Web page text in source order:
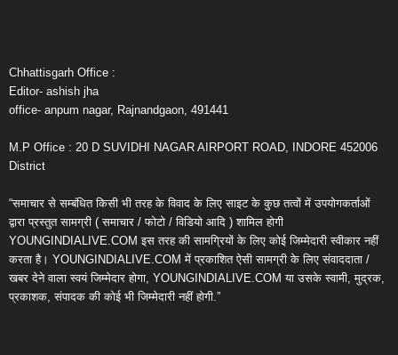
Chhattisgarh Office :
Editor- ashish jha
office- anpum nagar, Rajnandgaon, 491441
M.P Office : 20 D SUVIDHI NAGAR AIRPORT ROAD, INDORE 452006
District
“समाचार से सम्बंधित किसी भी तरह के विवाद के लिए साइट के कुछ तत्वों में उपयोगकर्ताओं
द्वारा प्रस्तुत सामग्री ( समाचार / फोटो / विडियो आदि ) शामिल होगी
YOUNGINDIALIVE.COM इस तरह की सामग्रियों के लिए कोई जिम्मेदारी स्वीकार नहीं
करता है। YOUNGINDIALIVE.COM में प्रकाशित ऐसी सामग्री के लिए संवाददाता /
खबर देने वाला स्वयं जिम्मेदार होगा, YOUNGINDIALIVE.COM या उसके स्वामी, मुद्रक,
प्रकाशक, संपादक की कोई भी जिम्मेदारी नहीं होगी.”